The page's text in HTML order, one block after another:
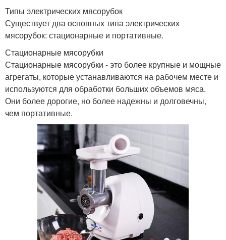
Типы электрических мясорубок
Существует два основных типа электрических
мясорубок: стационарные и портативные.
Стационарные мясорубки
Стационарные мясорубки - это более крупные и мощные
агрегаты, которые устанавливаются на рабочем месте и
используются для обработки больших объемов мяса.
Они более дорогие, но более надежны и долговечны,
чем портативные.